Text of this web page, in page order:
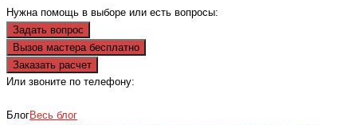
Нужна помощь в выборе или есть вопросы:
Задать вопрос
Вызов мастера бесплатно
Заказать расчет
Или звоните по телефону:
БлогВесь блог